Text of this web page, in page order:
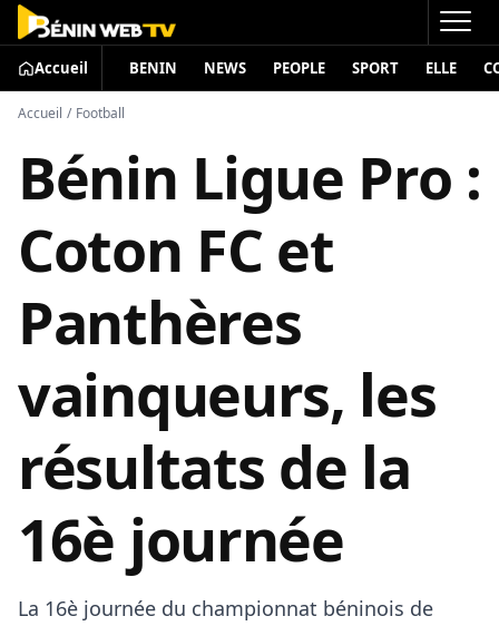
Accueil BENIN NEWS PEOPLE SPORT ELLE
Accueil / Football
Bénin Ligue Pro :
Coton FC et
Panthères
vainqueurs, les
résultats de la
16è journée
La 16è journée du championnat béninois de